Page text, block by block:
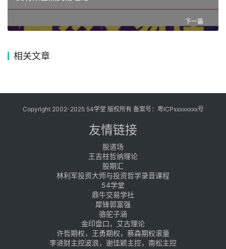
下一篇
相关文章
Copyright 2002-2025 54学堂 版权所有 备案号： 粤ICPxxxxxxxx号
友情链接
股道场
王吉柱哲纳理论
股期汇
林利军投资大师与投资哲学录音课程
54学堂
鼎牛交易学社
犀锋郭富强
骆驼子涵
金印盘口，艾古理论
许哲期权，王勇期权，蔡森期权滚量
李进财主控波浪，谢佳颖主控，南松主控